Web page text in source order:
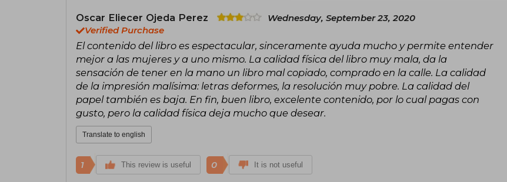
Oscar Eliecer Ojeda Perez
Wednesday, September 23, 2020
Verified Purchase
El contenido del libro es espectacular, sinceramente ayuda mucho y permite entender
mejor a las mujeres y a uno mismo. La calidad física del libro muy mala, da la
sensación de tener en la mano un libro mal copiado, comprado en la calle. La calidad
de la impresión malísima: letras deformes, la resolución muy pobre. La calidad del
papel también es baja. En fin, buen libro, excelente contenido, por lo cual pagas con
gusto, pero la calidad física deja mucho que desear.
Translate to english
1 This review is useful 0 It is not useful